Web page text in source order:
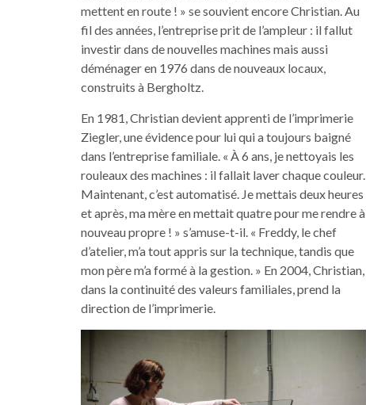
mettent en route ! » se souvient encore Christian. Au
fil des années, l’entreprise prit de l’ampleur : il fallut
investir dans de nouvelles machines mais aussi
déménager en 1976 dans de nouveaux locaux,
construits à Bergholtz.
En 1981, Christian devient apprenti de l’imprimerie
Ziegler, une évidence pour lui qui a toujours baigné
dans l’entreprise familiale. « À 6 ans, je nettoyais les
rouleaux des machines : il fallait laver chaque couleur.
Maintenant, c’est automatisé. Je mettais deux heures
et après, ma mère en mettait quatre pour me rendre à
nouveau propre ! » s’amuse-t-il. « Freddy, le chef
d’atelier, m’a tout appris sur la technique, tandis que
mon père m’a formé à la gestion. » En 2004, Christian,
dans la continuité des valeurs familiales, prend la
direction de l’imprimerie.